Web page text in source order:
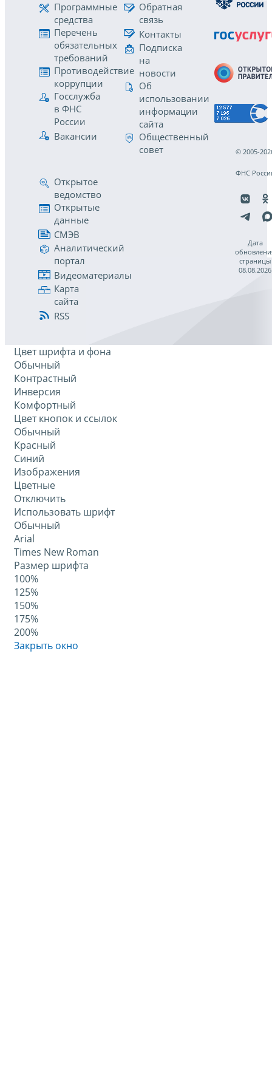
Программные
средства
Перечень
обязательных
требований
Противодействие
коррупции
Госслужба
в ФНС
России
Вакансии
Обратная
связь
Контакты
Подписка
на
новости
Об
использовании
информации
сайта
Общественный
совет
Открытое
ведомство
Открытые
данные
СМЭВ
Аналитический
портал
Видеоматериалы
Карта
сайта
RSS
© 2005-
ФНС
Дата
страницы
08.08.2026
Цвет шрифта и фона
Обычный
Контрастный
Инверсия
Комфортный
Цвет кнопок и ссылок
Обычный
Красный
Синий
Изображения
Цветные
Отключить
Использовать шрифт
Обычный
Arial
Times New Roman
Размер шрифта
100%
125%
150%
175%
200%
Закрыть окно